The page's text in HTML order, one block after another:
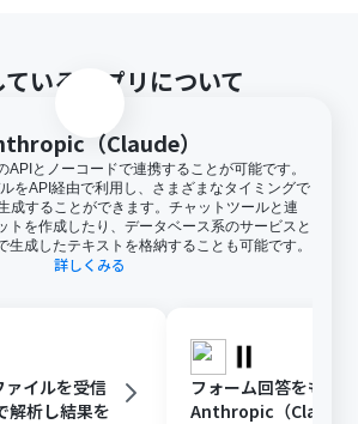
いるアプリについて
（Claude）
APIとノーコードで連携することが可能です。
をAPI経由で利用し、さまざまなタイミングで
成することができます。チャットツールと連
トを作成したり、データベース系のサービスと
生成したテキストを格納することも可能です。
詳しくみる
イルを受信
解析し結果を
フォーム回答をもと
Anthropic（Claude